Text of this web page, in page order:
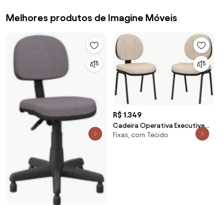
Melhores produtos de Imagine Móveis
R$ 1.349
Cadeira Operativa Executiva
Fixa 2 Unidades -
Fixas, com Tecido